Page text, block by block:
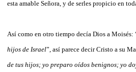
esta amable Señora, y de serles propicio en
Así como en otro tiempo decía Dios a Moisés:
hijos de Israel”, así parece decir Cristo a su
de tus hijos; yo preparo oídos benignos; yo